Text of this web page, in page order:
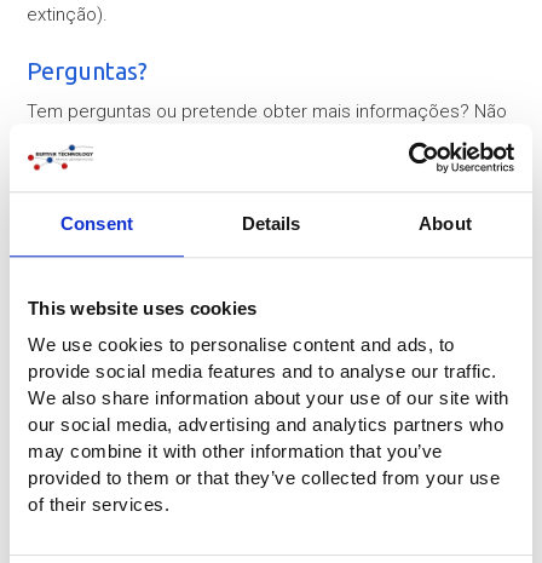
Consent Details About
This website uses cookies
We use cookies to personalise content and ads, to
provide social media features and to analyse our traffic.
We also share information about your use of our site with
our social media, advertising and analytics partners who
may combine it with other information that you’ve
provided to them or that they’ve collected from your use
of their services.
extinção).
Perguntas?
Tem perguntas ou pretende obter mais informações? Não
hesite em contactar-nos. Ligue-nos para o número
+31 (0)316-250830
. Mas ainda mais fácil: preencha
diretamente o formulário de contacto abaixo. Entraremos
em contacto consigo o mais rapidamente possível!
Azienda
Nome*
Telefono*